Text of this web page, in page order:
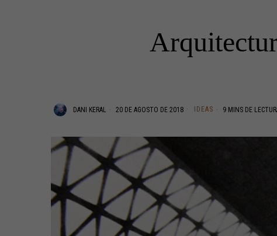
DANI KERAL 20 DE AGOSTO DE 2018 IDEAS 9 MINS DE